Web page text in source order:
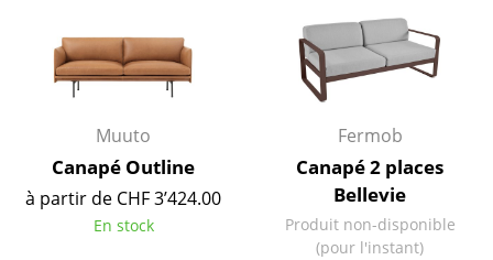
Luminaires d’extérieur
... voir tous les luminaires
Lits
Muuto
Canapé Outline
à partir de CHF 3’424.00
En stock
Fermob
Canapé 2 places
Bellevie
Produit non-disponible
(pour l'instant)